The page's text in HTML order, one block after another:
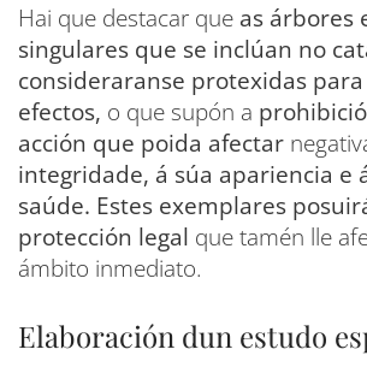
Hai que destacar que as árbores
singulares que se inclúan no
consideraranse protexidas
efectos, o que supón a
acción que poida afectar
integridade, á súa apariencia e
saúde. Estes exemplares
protección legal que tamén lle
ámbito inmediato.
Elaboración dun estudo